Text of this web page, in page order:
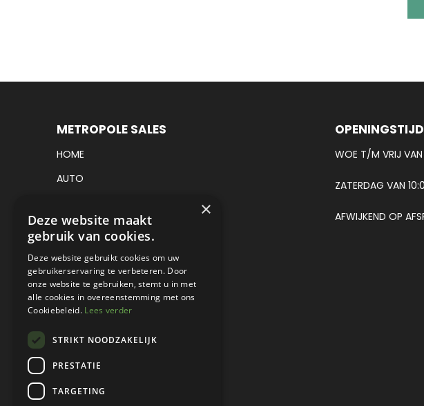
METROPOLE SALES
HOME
AUTO
VERKOCHT
DETAILING
WERKPLAATS EN RESTAURATIE
PARTS
CONTACT
WOE T/M VRIJ
ZATERDAG VAN
AFWIJKEND OP
×
Deze website maakt
gebruik van cookies.
Deze website gebruikt cookies om uw
gebruikerservaring te verbeteren. Door
onze website te gebruiken, stemt u in met
alle cookies in overeenstemming met ons
Cookiebeleid. Lees verder
STRIKT NOODZAKELIJK
PRESTATIE
TARGETING